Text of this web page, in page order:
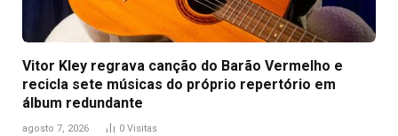
Vitor Kley regrava canção do Barão Vermelho e
recicla sete músicas do próprio repertório em
álbum redundante
agosto 7, 2026 0 Visitas